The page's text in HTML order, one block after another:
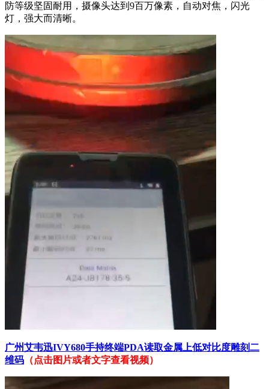
防等级坚固耐用，摄像头达到9百万像素，自动对焦，闪光
灯，强大而清晰。
广州艾韦迅IVY680手持终端PDA读取金属上低对比度雕刻二
维码 （点击图片或者文字查看视频）